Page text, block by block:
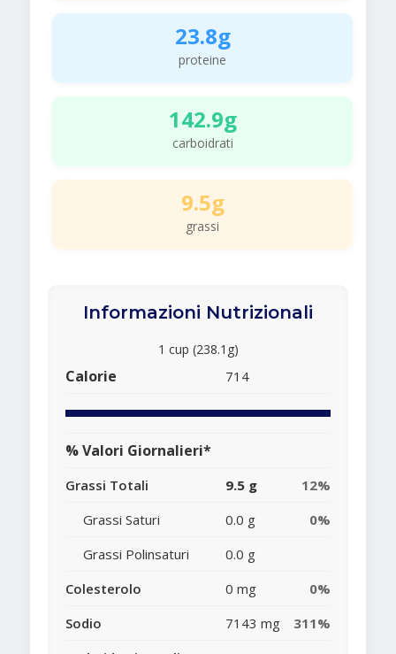
23.8g
proteine
142.9g
carboidrati
9.5g
grassi
Informazioni Nutrizionali
1 cup (238.1g)
Calorie 714
% Valori Giornalieri*
Grassi Totali 9.5 g
12%
Grassi Saturi
0.0 g
0%
Grassi Polinsaturi
0.0 g
Colesterolo
0 mg
0%
Sodio
7143 mg
311%